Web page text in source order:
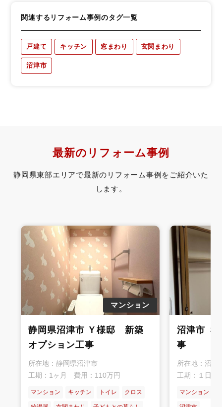
関連するリフォーム事例のタグ一覧
戸建て キッチン 窓まわり 玄関まわり
沼津市
最新のリフォーム事例
静岡県東部エリアで最新のリフォーム事例をご紹介いた
します。